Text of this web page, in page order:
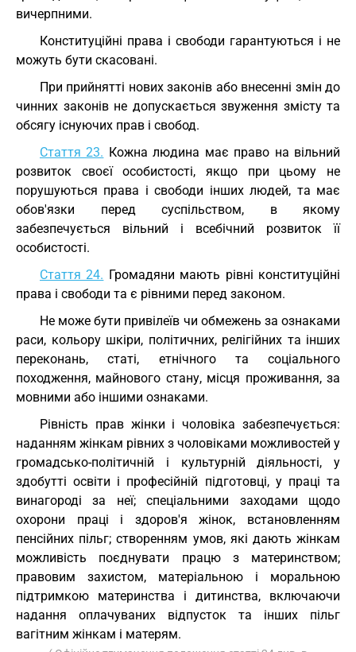
вичерпними.
Конституційні права і свободи гарантуються і не
можуть бути скасовані.
При прийнятті нових законів або внесенні змін до
чинних законів не допускається звуження змісту та
обсягу існуючих прав і свобод.
Стаття 23. Кожна людина має право на вільний
розвиток своєї особистості, якщо при цьому не
порушуються права і свободи інших людей, та має
обов'язки перед суспільством, в якому
забезпечується вільний і всебічний розвиток її
особистості.
Стаття 24. Громадяни мають рівні конституційні
права і свободи та є рівними перед законом.
Не може бути привілеїв чи обмежень за ознаками
раси, кольору шкіри, політичних, релігійних та інших
переконань, статі, етнічного та соціального
походження, майнового стану, місця проживання, за
мовними або іншими ознаками.
Рівність прав жінки і чоловіка забезпечується:
наданням жінкам рівних з чоловіками можливостей у
громадсько-політичній і культурній діяльності, у
здобутті освіти і професійній підготовці, у праці та
винагороді за неї; спеціальними заходами щодо
охорони праці і здоров'я жінок, встановленням
пенсійних пільг; створенням умов, які дають жінкам
можливість поєднувати працю з материнством;
правовим захистом, матеріальною і моральною
підтримкою материнства і дитинства, включаючи
надання оплачуваних відпусток та інших пільг
вагітним жінкам і матерям.